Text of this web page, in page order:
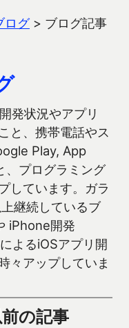
ログ> ブログ記事
発状況やアプリ
と、携帯電話やス
Play, App
、プログラミング
しています。ガラ
継続しているブ
iPhone開発
よるiOSアプリ開
々アップしていま
の記事